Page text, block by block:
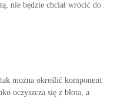
nie będzie chciał wrócić do
można określić komponent
oczyszcza się z błota, a